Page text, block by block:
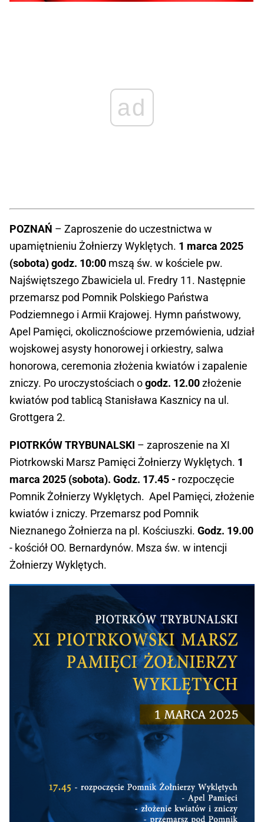
ad
POZNAŃ – Zaproszenie do uczestnictwa w
upamiętnieniu Żołnierzy Wyklętych. 1 marca 2025
(sobota) godz. 10:00 mszą św. w kościele pw.
Najświętszego Zbawiciela ul. Fredry 11. Następnie
przemarsz pod Pomnik Polskiego Państwa
Podziemnego i Armii Krajowej. Hymn państwowy,
Apel Pamięci, okolicznościowe przemówienia, udział
wojskowej asysty honorowej i orkiestry, salwa
honorowa, ceremonia złożenia kwiatów i zapalenie
zniczy. Po uroczystościach ogodz. 12.00złożenie
kwiatów pod tablicą Stanisława Kasznicy na ul.
Grottgera 2.
PIOTRKÓW TRYBUNALSKI – zaproszenie na XI
Piotrkowski Marsz Pamięci Żołnierzy Wyklętych. 1
marca 2025 (sobota). Godz. 17.45 - rozpoczęcie
Pomnik Żołnierzy Wyklętych. Apel Pamięci, złożenie
kwiatów i zniczy. Przemarsz pod Pomnik
Nieznanego Żołnierza na pl. Kościuszki. Godz. 19.00
- kościół OO. Bernardynów. Msza św. w intencji
Żołnierzy Wyklętych.